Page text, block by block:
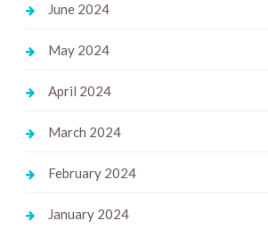
June 2024
May 2024
April 2024
March 2024
February 2024
January 2024